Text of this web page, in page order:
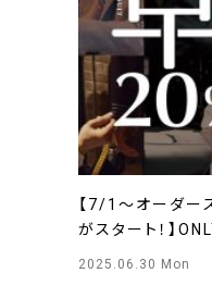
【7/1～オーダー
がスタート！】
2025.06.30 Mon